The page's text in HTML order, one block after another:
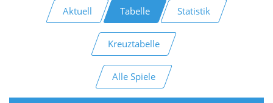
Aktuell Tabelle Statistik
Kreuztabelle
Alle Spiele